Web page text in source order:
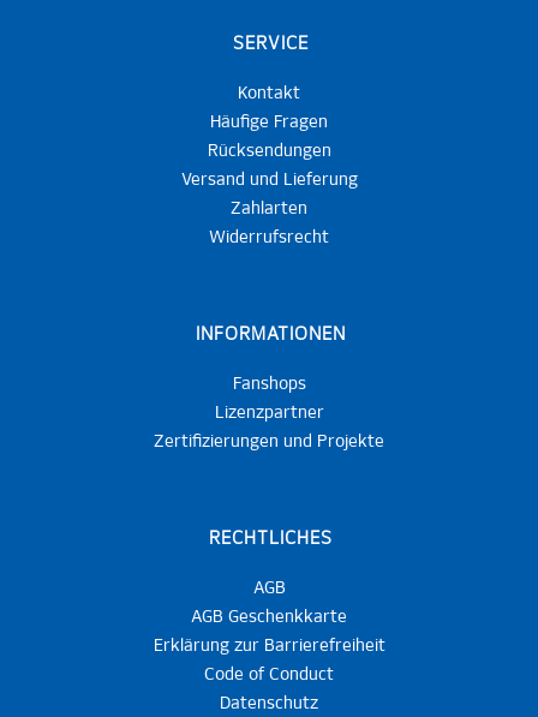
SERVICE
Kontakt
Häufige Fragen
Rücksendungen
Versand und Lieferung
Zahlarten
Widerrufsrecht
INFORMATIONEN
Fanshops
Lizenzpartner
Zertifizierungen und Projekte
RECHTLICHES
AGB
AGB Geschenkkarte
Erklärung zur Barrierefreiheit
Code of Conduct
Datenschutz